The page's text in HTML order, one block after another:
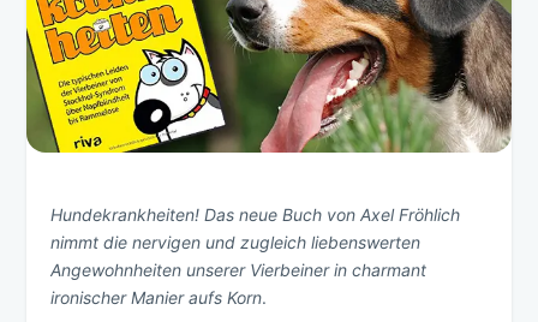
Hundekrankheiten! Das neue Buch von Axel Fröhlich
nimmt die nervigen und zugleich liebenswerten
Angewohnheiten unserer Vierbeiner in charmant
ironischer Manier aufs Korn.